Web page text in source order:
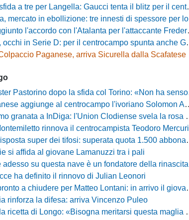
a tre per Langella: Gaucci tenta il blitz per il centrocampista del Cosenza
in ebollizione: tre innesti di spessore per lo scacchiere di Vinicio Espinal
l'accordo con l'Atalanta per l'attaccante Frederick Samuel Ndongue
in Serie D: per il centrocampo spunta anche Gerardo Di Gilio
Paganese, arriva Sicurella dalla Scafatese
dopo la sfida col Torino: «Non ha senso chiudersi e fare le barricate»
aggiunge al centrocampo l'ivoriano Solomon Andrews Manu
a InDiga: l'Union Clodiense svela la rosa per la nuova annata
rinnova il centrocampista Teodoro Mercuri
super dei tifosi: superata quota 1.500 abbonamenti
si affida al giovane Lamanuzzi tra i pali
su questa nave è un fondatore della rinascita»: Davis carica l'ambiente Messina
ha definito il rinnovo di Julian Leonori
a chiudere per Matteo Lontani: in arrivo il giovane talento dello Spezia
rinforza la difesa: arriva Vincenzo Puleo
di Longo: «Bisogna meritarsi questa maglia ogni singolo giorno»